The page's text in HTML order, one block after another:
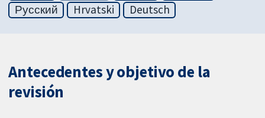
Русский
Hrvatski Deutsch
Antecedentes y objetivo de la
revisión